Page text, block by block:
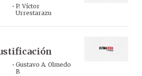
· P. Víctor
Urrestarazu
· Gustavo A. Olmedo
B